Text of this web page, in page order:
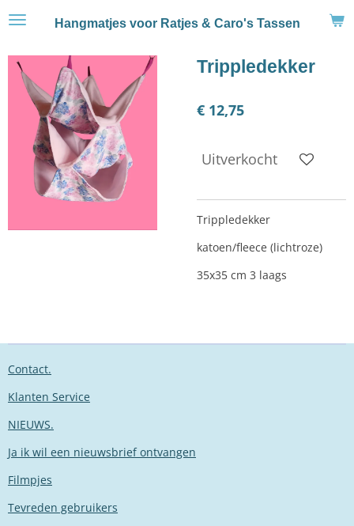
Ga
de
hoofdinhoud
Hangmatjes voor Ratjes & Caro's Tassen
Trippledekker
€ 12,75
Uitverkocht
Trippledekker
katoen/fleece (lichtroze)
35x35 cm 3 laags
Contact.
Klanten Service
NIEUWS.
Ja ik wil een nieuwsbrief ontvangen
Filmpjes
Tevreden gebruikers